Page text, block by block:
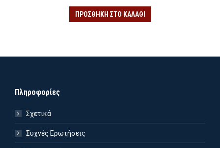
ΠΡΟΣΘΉΚΗ ΣΤΟ ΚΑΛΆΘΙ
Πληροφορίες
Σχετικά
Συχνές Ερωτήσεις